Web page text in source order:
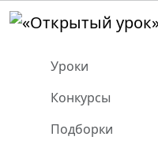
Уроки
Конкурсы
Подборки